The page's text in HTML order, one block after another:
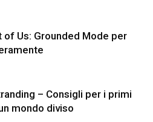
of Us: Grounded Mode per
– Consigli per i primi
mondo diviso